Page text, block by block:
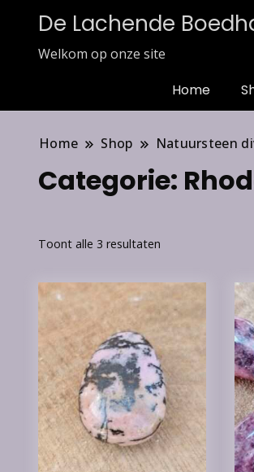
De Lachende
Welkom op onze site
Home
Home Shop Natuursteen
Categorie:
Toont alle 3 resultaten